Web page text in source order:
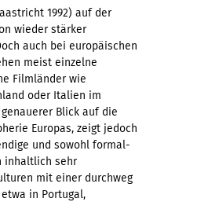
1992) auf der
wieder stärker
auch bei europäischen
meist einzelne
Filmländer wie
oder Italien im
Blick auf die
Europas, zeigt jedoch
und sowohl formal-
inhaltlich sehr
mit einer durchweg
in Portugal,